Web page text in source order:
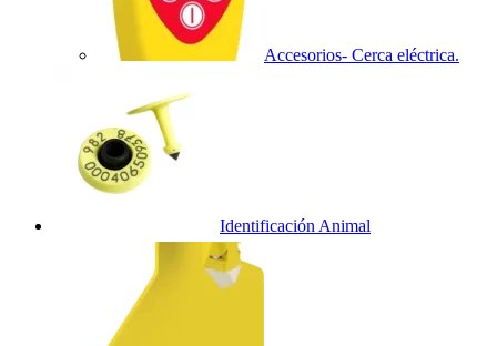
Accesorios- Cerca eléctrica.
Identificación Animal